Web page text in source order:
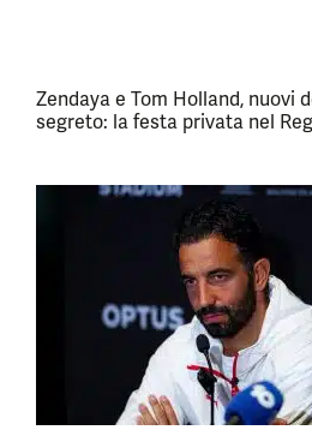
Zendaya e Tom Holland, nuovi
segreto: la festa privata nel